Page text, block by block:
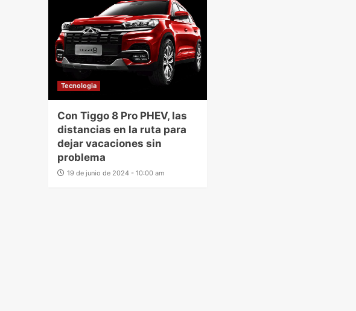
Tecnologia
Con Tiggo 8 Pro PHEV, las
distancias en la ruta para
dejar vacaciones sin
problema
19 de junio de 2024 - 10:00 am